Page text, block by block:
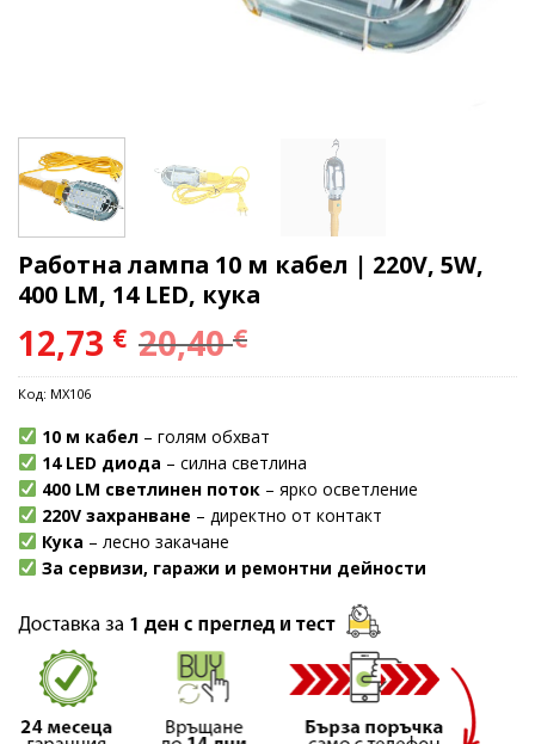
Работна лампа 10 м кабел | 220V, 5W,
400 LM, 14 LED, кука
12,73 € 20,40€
Код: MX106
10 м кабел– голям обхват
14 LED диода – силна светлина
400 LM светлинен поток – ярко осветление
220V захранване – директно от контакт
Кука – лесно закачане
За сервизи, гаражи и ремонтни дейности